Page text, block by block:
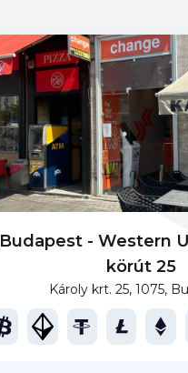
Budapest - Western
körút 25
Károly krt. 25, 1075,